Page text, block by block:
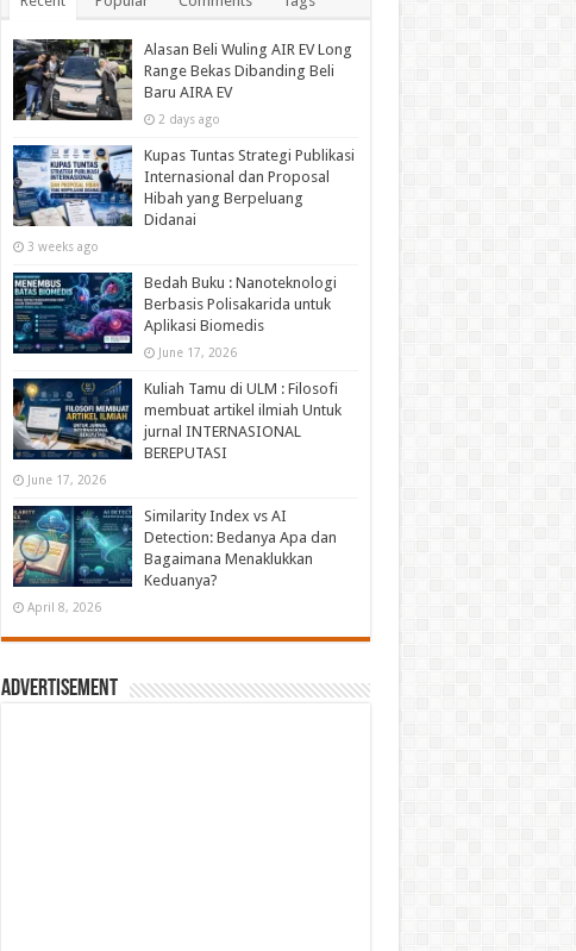
Alasan Beli Wuling AIR EV Long
Range Bekas Dibanding Beli
Baru AIRA EV
2 days ago
Kupas Tuntas Strategi Publikasi
Internasional dan Proposal
Hibah yang Berpeluang
Didanai
3 weeks ago
Bedah Buku : Nanoteknologi
Berbasis Polisakarida untuk
Aplikasi Biomedis
June 17, 2026
Kuliah Tamu di ULM : Filosofi
membuat artikel ilmiah Untuk
jurnal INTERNASIONAL
BEREPUTASI
June 17, 2026
Similarity Index vs AI
Detection: Bedanya Apa dan
Bagaimana Menaklukkan
Keduanya?
April 8, 2026
Advertisement